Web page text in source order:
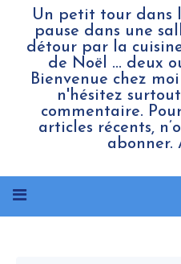
Un petit tour dans
pause dans une
détour par la
de Noël ... deux
Bienvenue chez
n'hésitez
commentaire.
articles récents,
abonner.